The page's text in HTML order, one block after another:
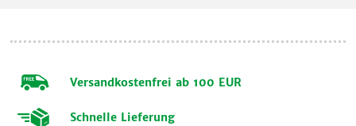
Versandkostenfrei ab 100 EUR
Schnelle Lieferung